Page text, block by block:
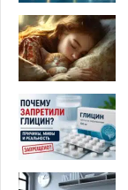
е
т
е